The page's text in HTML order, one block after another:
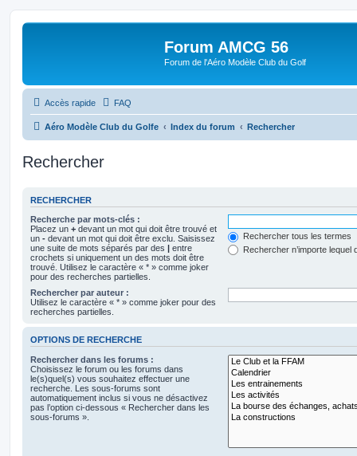
Forum AMCG 56
Forum de l'Aéro Modèle Club du Golf
Accès rapide FAQ
Aéro Modèle Club du Golfe Index du forum Rechercher
Rechercher
RECHERCHER
Recherche par mots-clés :
Placez un + devant un mot qui doit être trouvé et
un - devant un mot qui doit être exclu. Saisissez
une suite de mots séparés par des | entre
crochets si uniquement un des mots doit être
trouvé. Utilisez le caractère « * » comme joker
pour des recherches partielles.
Rechercher tous les termes
Rechercher n’importe lequel
Rechercher par auteur :
Utilisez le caractère « * » comme joker pour des
recherches partielles.
OPTIONS DE RECHERCHE
Rechercher dans les forums :
Choisissez le forum ou les forums dans
le(s)quel(s) vous souhaitez effectuer une
recherche. Les sous-forums sont
automatiquement inclus si vous ne désactivez
pas l’option ci-dessous « Rechercher dans les
sous-forums ».